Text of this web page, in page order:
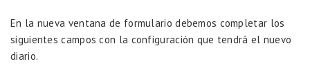
En la nueva ventana de formulario debemos completar los
siguientes campos con la configuración que tendrá el nuevo
diario.